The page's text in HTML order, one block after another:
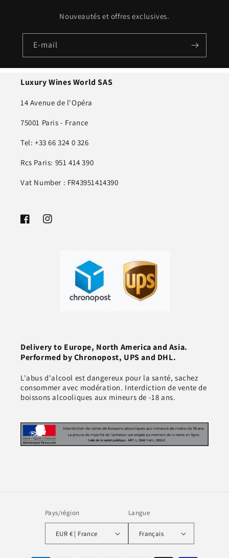
Nouveautés et offres exclusives.
E-mail
Luxury Wines World SAS
14 Avenue de l'Opéra
75001 Paris - France
Tel: +33 66 324 0 326
Rcs Paris: 951 414 390
Vat Number : FR43951414390
FacebookInstagram
Delivery to Europe, North America and Asia.
Performed by Chronopost, UPS and DHL.
L'abus d'alcool est dangereux pour la santé, sachez
consommer avec modération. Interdiction de vente de
boissons alcooliques aux mineurs de -18 ans.
Pays/région
EUR € | France
Langue
Français